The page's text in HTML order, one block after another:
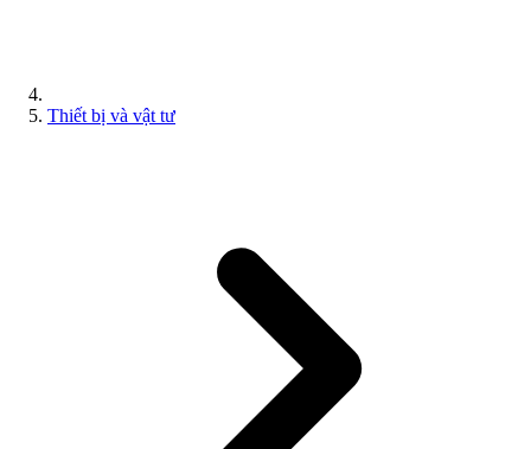
Thiết bị và vật tư